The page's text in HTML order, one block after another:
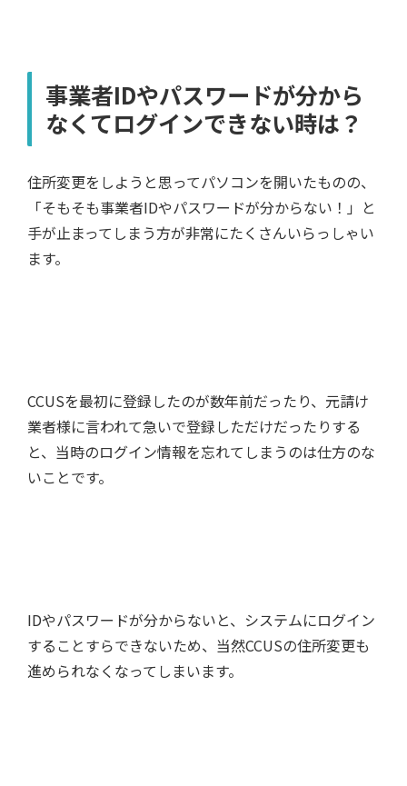
事業者IDやパスワードが分から
なくてログインできない時は？
住所変更をしようと思ってパソコンを開いたものの、
「そもそも事業者IDやパスワードが分からない！」と
手が止まってしまう方が非常にたくさんいらっしゃい
ます。
CCUSを最初に登録したのが数年前だったり、元請け
業者様に言われて急いで登録しただけだったりする
と、当時のログイン情報を忘れてしまうのは仕方のな
いことです。
IDやパスワードが分からないと、システムにログイン
することすらできないため、当然CCUSの住所変更も
進められなくなってしまいます。